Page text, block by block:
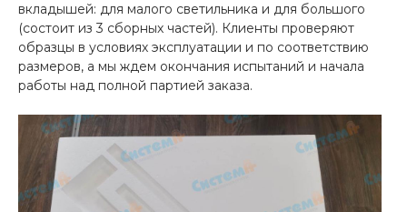
вкладышей: для малого светильника и для большого
(состоит из 3 сборных частей). Клиенты проверяют
образцы в условиях эксплуатации и по соответствию
размеров, а мы ждем окончания испытаний и начала
работы над полной партией заказа.